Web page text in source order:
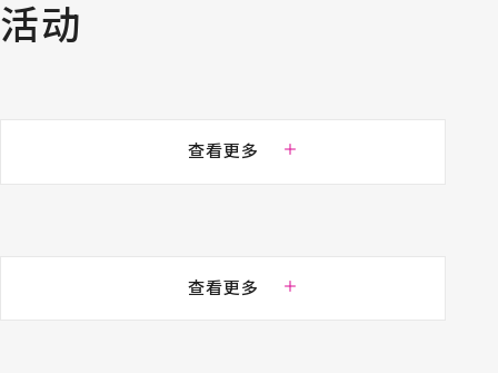
活动
查看更多
查看更多